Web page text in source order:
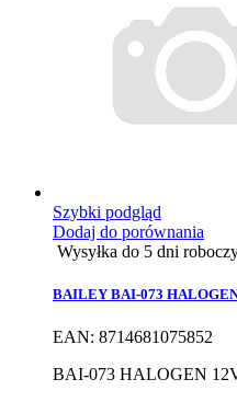
Szybki podgląd
Dodaj do porównania
Wysyłka do 5 dni
BAILEY BAI-073
EAN: 8714681075852
BAI-073 HALOGEN